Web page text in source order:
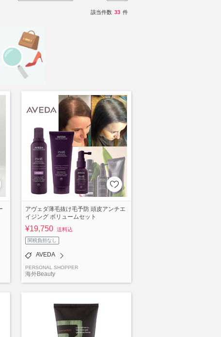
該当件数 33 件
アヴェダ薄毛抜け毛予防 頭皮アンチエ
イジング ボリュームセット
¥19,750 送料込
関税負担なし
AVEDA
PERSONAL SHOPPER
海外Beauty